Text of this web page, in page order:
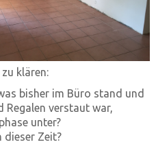
klären:
bisher im Büro stand und
Regalen verstaut war,
unter?
dieser Zeit?